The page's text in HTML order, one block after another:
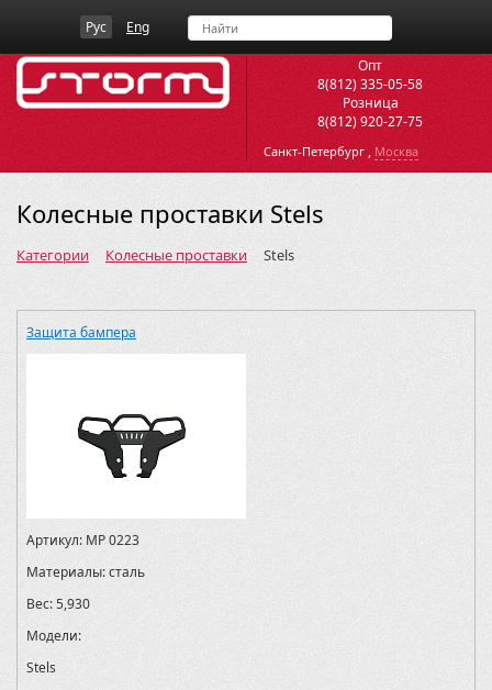
Рус Eng
Опт
8(812) 335-05-58
Розница
8(812) 920-27-75
Санкт-Петербург , Москва
Колесные проставки Stels
Категории Колесные проставки Stels
Защита бампера
Артикул: MP 0223
Материалы:сталь
Вес:5,930
Модели:
Stels